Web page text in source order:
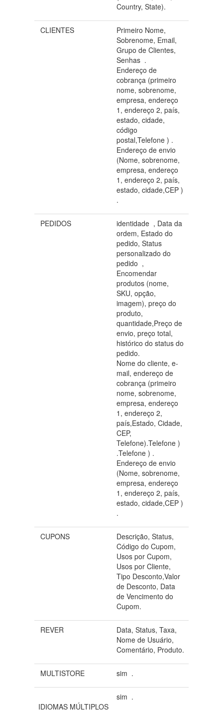
Country, State).
CLIENTES
Primeiro Nome,
Sobrenome, Email,
Grupo de Clientes,
Senhas .
Endereço de
cobrança (primeiro
nome, sobrenome,
empresa, endereço
1, endereço 2, país,
estado, cidade,
código
postal,Telefone ) .
Endereço de envio
(Nome, sobrenome,
empresa, endereço
1, endereço 2, país,
estado, cidade,CEP )
.
PEDIDOS
identidade , Data da
ordem, Estado do
pedido, Status
personalizado do
pedido ,
Encomendar
produtos (nome,
SKU, opção,
imagem), preço do
produto,
quantidade,Preço de
envio, preço total,
histórico do status do
pedido.
Nome do cliente, e-
mail, endereço de
cobrança (primeiro
nome, sobrenome,
empresa, endereço
1, endereço 2,
país,Estado, Cidade,
CEP,
Telefone).Telefone )
.Telefone ) .
Endereço de envio
(Nome, sobrenome,
empresa, endereço
1, endereço 2, país,
estado, cidade,CEP )
.
CUPONS
Descrição, Status,
Código do Cupom,
Usos por Cupom,
Usos por Cliente,
Tipo Desconto,Valor
de Desconto, Data
de Vencimento do
Cupom.
REVER
Data, Status, Taxa,
Nome de Usuário,
Comentário, Produto.
MULTISTORE sim .
IDIOMAS MÚLTIPLOS
sim .